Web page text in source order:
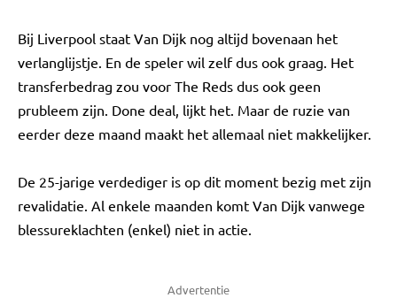
Bij Liverpool staat Van Dijk nog altijd bovenaan het
verlanglijstje. En de speler wil zelf dus ook graag. Het
transferbedrag zou voor The Reds dus ook geen
prubleem zijn. Done deal, lijkt het. Maar de ruzie van
eerder deze maand maakt het allemaal niet makkelijker.
De 25-jarige verdediger is op dit moment bezig met zijn
revalidatie. Al enkele maanden komt Van Dijk vanwege
blessureklachten (enkel) niet in actie.
Advertentie